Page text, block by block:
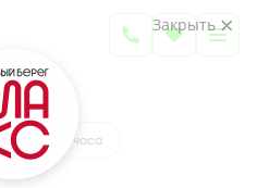
7 878 800 руб.
за 24 часа
Закрыть